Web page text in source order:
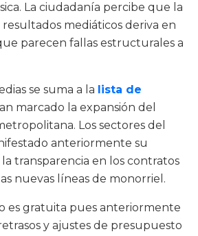
La ciudadanía percibe que la
mediáticos deriva en
parecen fallas estructurales a
se suma a la lista de
marcado la expansión del
Los sectores del
anteriormente su
transparencia en los contratos
nuevas líneas de monorriel.
es gratuita pues anteriormente
y ajustes de presupuesto